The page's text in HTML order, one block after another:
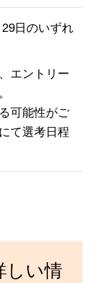
日のいずれ
エントリー
可能性がご
て選考日程
しい情